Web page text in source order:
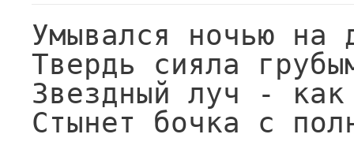
Умывался ночью на
Твердь сияла
Звездный луч -
Стынет бочка с